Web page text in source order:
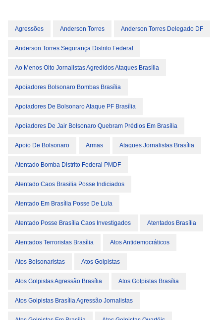
Agressões Anderson Torres Anderson Torres Delegado DF
Anderson Torres Segurança Distrito Federal
Ao Menos Oito Jornalistas Agredidos Ataques Brasília
Apoiadores Bolsonaro Bombas Brasília
Apoiadores De Bolsonaro Ataque PF Brasília
Apoiadores De Jair Bolsonaro Quebram Prédios Em Brasília
Apoio De Bolsonaro Armas Ataques Jornalistas Brasília
Atentado Bomba Distrito Federal PMDF
Atentado Caos Brasilia Posse Indiciados
Atentado Em Brasília Posse De Lula
Atentado Posse Brasília Caos Investigados Atentados Brasília
Atentados Terroristas Brasília Atos Antidemocráticos
Atos Bolsonaristas Atos Golpistas
Atos Golpistas Agressão Brasília Atos Golpistas Brasília
Atos Golpistas Brasília Agressão Jornalistas